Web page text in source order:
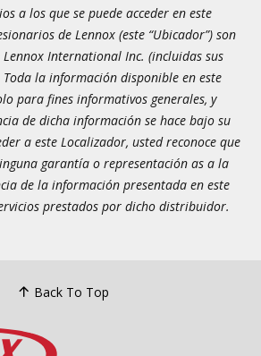
a los que se puede acceder en este
de Lennox (este “Ubicador”) son
International Inc. (incluidas sus
Toda la información disponible en este
para fines informativos generales, y
de dicha información se hace bajo su
a este Localizador, usted reconoce que
garantía o representación as a la
de la información presentada en este
prestados por dicho distribuidor.
Back To Top